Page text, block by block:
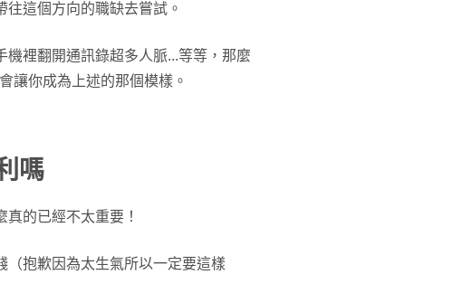
這個方向的職缺去嘗試。
裡翻開通訊錄超多人脈...等等，那麼
讓你成為上述的那個模樣。
嗎
的已經不太重要！
（抱歉因為太生氣所以一定要這樣